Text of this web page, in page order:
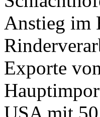
Anstieg im
Exporte
USA mit